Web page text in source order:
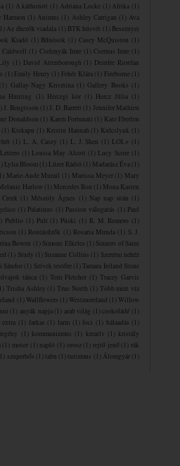
(1) A ​kárhozott (1) Adriana Locke (1) Afrika
(1)
Harmon (1) Animus (1) Ashley Carrigan (1) Ava
(1) Az éhezők viadala (1) BTK húsvét (1) Bessenyei
Kiadó (1) Bűnösök (1) Casey McQuiston
(1)
(1) Cselenyák Imre (1) Csernus Imre
(1)
(1) David Attenborough (1) Deirdre Riordan
(1) Emily Henry (1) Fehér Klára (1) Fireborne (1)
(1) Gallay-Nagy Krisztina (1) Gallery Books
(1)
Hunting (1) Hercegi kör (1) Hercz Júlia
(1)
J. Bengtsson (1)J. D. Barrett (1) Jennifer Mathieu
Donaldson (1) Karen Fortunati (1) Kate Eberlen
(1) Kiskapu (1) Kristin Hannah (1) Kulcslyuk
(1)
(1) L. A. Casey (1) L. J. Shen (1) LOL+
(1)
Lettero (1) Louisa May Alcott (1) Lucy Score
(1)
Lylia Bloom (1) Lúzer Rádió (1) Madarász Éva (1)
(1) Marie-Aude Murail (1) Marissa Meyer (1) Mary
Harlow (1) Mercedes Ron (1) Mona Kasten
(1) Mészöly Ágnes (1) Nap nap után
(1)
(1) Palatinus (1) Passion válogatás (1) Paul
Publio (1) Pult (1) Püski (1) R. M. Romero
(1)
(1) Rontásűzők (1) Rosaria Munda (1) S. J.
Bowen (1) Simone Elkeles (1) Sinners of Saint
(1) Study (1) Suzanne Collins (1) Szeretni nehéz
Sándor (1) Szívek testőre (1)Tamara Ireland Stone
​tánca (1) Tom Fletcher (1) Tracey Garvis
(1) Trisha Ashley (1) True North (1) Több mint víz
(1) Wallflowers (1) Westmoreland (1) Willow
(1) anyák napja (1) arab világ (1)csokoládé
(1)
extra (1) farkas (1) farm (1) foci (1) hálaadás
(1)
(1) kommunizmus (1) kreatív (1) kristály
(1) motor (1) napló (1) orosz (1) rejtő jenő (1) rák
(1) szuperhős (1) tabu (1) turizmus (1) Álomgyár (1)